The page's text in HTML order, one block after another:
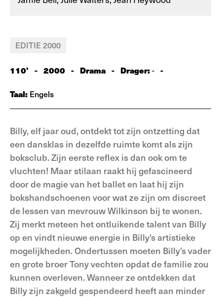
EDITIE 2000
110' - 2000 - Drama - Drager:- -
Taal: Engels
Billy, elf jaar oud, ontdekt tot zijn ontzetting dat
een dansklas in dezelfde ruimte komt als zijn
boksclub. Zijn eerste reflex is dan ook om te
vluchten! Maar stilaan raakt hij gefascineerd
door de magie van het ballet en laat hij zijn
bokshandschoenen voor wat ze zijn om discreet
de lessen van mevrouw Wilkinson bij te wonen.
Zij merkt meteen het ontluikende talent van Billy
op en vindt nieuwe energie in Billy’s artistieke
mogelijkheden. Ondertussen moeten Billy’s vader
en grote broer Tony vechten opdat de familie zou
kunnen overleven. Wanneer ze ontdekken dat
Billy zijn zakgeld gespendeerd heeft aan minder